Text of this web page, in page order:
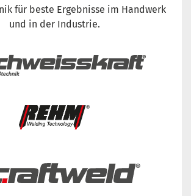
für beste Ergebnisse im Handwerk
und in der Industrie.